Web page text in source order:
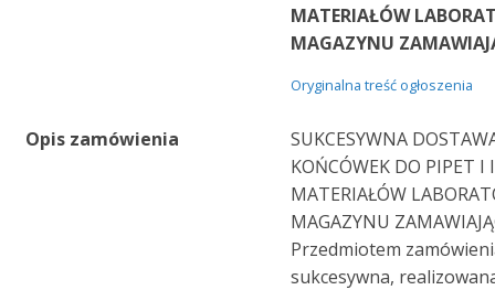
MATERIAŁÓW
MAGAZYNU
Oryginalna treść ogłoszenia
Opis zamówienia
SUKCESYWNA
KOŃCÓWEK DO PIPET I
MATERIAŁÓW
MAGAZYNU
Przedmiotem
sukcesywna,